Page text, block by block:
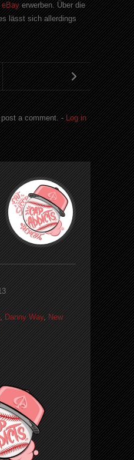
eBayerwerben. Über die
lässt sich allerdings
post a comment. -Log in
,Danny Way,New